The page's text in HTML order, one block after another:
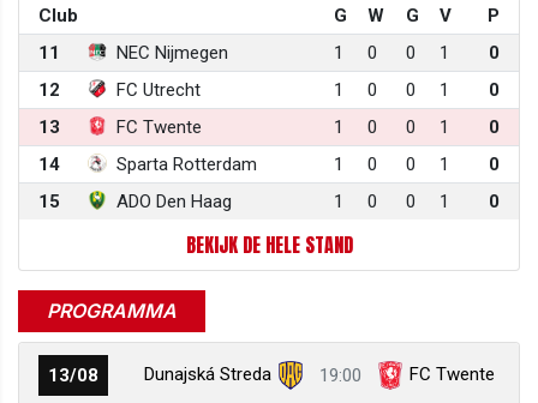
Club G W G V
P
11
NEC Nijmegen 1 0 0 1
0
12
FC Utrecht 1 0 0 1
0
13
FC Twente 1 0 0 1
0
14
Sparta Rotterdam 1 0 0 1
0
15
ADO Den Haag 1 0 0 1 0
BEKIJK DE HELE STAND
PROGRAMMA
13/08 Dunajská Streda 19:00 FC Twente